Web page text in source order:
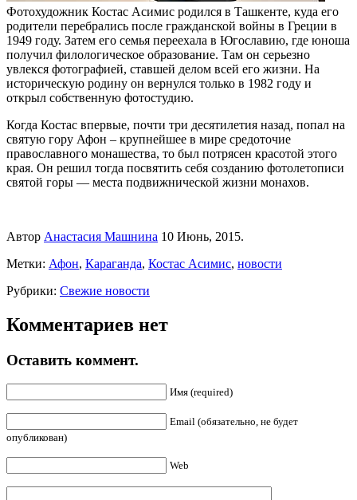
Фотохудожник Костас Асимис родился в Ташкенте, куда его
родители перебрались после гражданской войны в Греции в
1949 году. Затем его семья переехала в Югославию, где юноша
получил филологическое образование. Там он серьезно
увлекся фотографией, ставшей делом всей его жизни. На
историческую родину он вернулся только в 1982 году и
открыл собственную фотостудию.
Когда Костас впервые, почти три десятилетия назад, попал на
святую гору Афон – крупнейшее в мире средоточие
православного монашества, то был потрясен красотой этого
края. Он решил тогда посвятить себя созданию фотолетописи
святой горы — места подвижнической жизни монахов.
Автор Анастасия Машнина 10 Июнь, 2015.
Метки: Афон, Караганда, Костас Асимис, новости
Рубрики: Свежие новости
Комментариев нет
Оставить коммент.
Имя (required)
Email (обязательно, не будет
опубликован)
Web